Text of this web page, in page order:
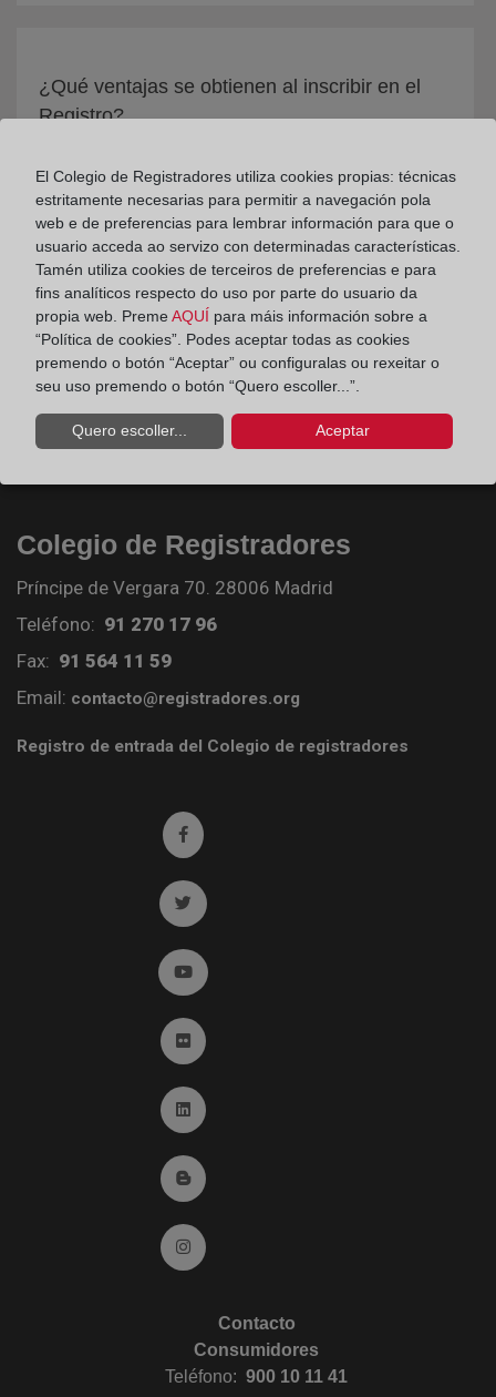
¿Qué ventajas se obtienen al inscribir en el
Registro?
Colegio de Registradores
Príncipe de Vergara 70. 28006 Madrid
Teléfono: 91 270 17 96
Fax: 91 564 11 59
Email: contacto@registradores.org
Registro de entrada del Colegio de registradores
Ir a facebook (abre en ventana nueva)
Ir a twitter (abre en ventana nueva)
Ir a YouTube (abre en ventana nueva)
Ir a Flickr (abre en ventana nueva)
Ir a Linkedin (abre en ventana nueva)
Ir al Blog (abre en ventana nueva)
Ir a Instagram (abre en ventana nueva)
Contacto
Consumidores
Teléfono: 900 10 11 41
El Colegio de Registradores utiliza cookies propias: técnicas
estritamente necesarias para permitir a navegación pola
web e de preferencias para lembrar información para que o
usuario acceda ao servizo con determinadas características.
Tamén utiliza cookies de terceiros de preferencias e para
fins analíticos respecto do uso por parte do usuario da
propia web. Preme AQUÍ para máis información sobre a
“Política de cookies”. Podes aceptar todas as cookies
premendo o botón “Aceptar” ou configuralas ou rexeitar o
seu uso premendo o botón “Quero escoller...”.
Quero escoller... Aceptar